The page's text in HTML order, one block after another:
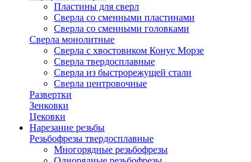
Пластины для сверл
Сверла со сменными пластинами
Сверла со сменными головками
Сверла монолитные
Сверла с хвостовиком Конус Морзе
Сверла твердосплавные
Сверла из быстрорежущей стали
Сверла центровочные
Развертки
Зенковки
Цековки
Нарезание резьбы
Резьбофрезы твердосплавные
Многорядные резьбофрезы